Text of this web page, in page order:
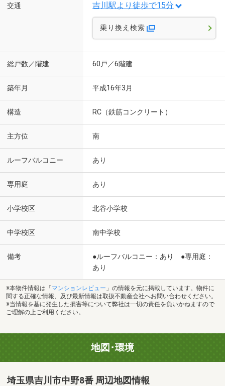
交通 吉川駅より徒歩で15分
乗り換え検索
総戸数／階建 60戸／6階建
築年月 平成16年3月
構造 RC（鉄筋コンクリート）
主方位 南
ルーフバルコニー あり
専用庭 あり
小学校区 北谷小学校
中学校区 南中学校
備考
●ルーフバルコニー：あり ●専用庭：
あり
※本物件情報は「 マンションレビュー 」の情報を元に掲載しています。物件に
関する正確な情報、及び最新情報は取扱不動産会社へお問い合わせください。
※当情報を基に発生した損害等について弊社は一切の責任を負いかねますので
ご理解の上ご利用ください。
地図･環境
埼玉県吉川市中野8番 周辺地図情報